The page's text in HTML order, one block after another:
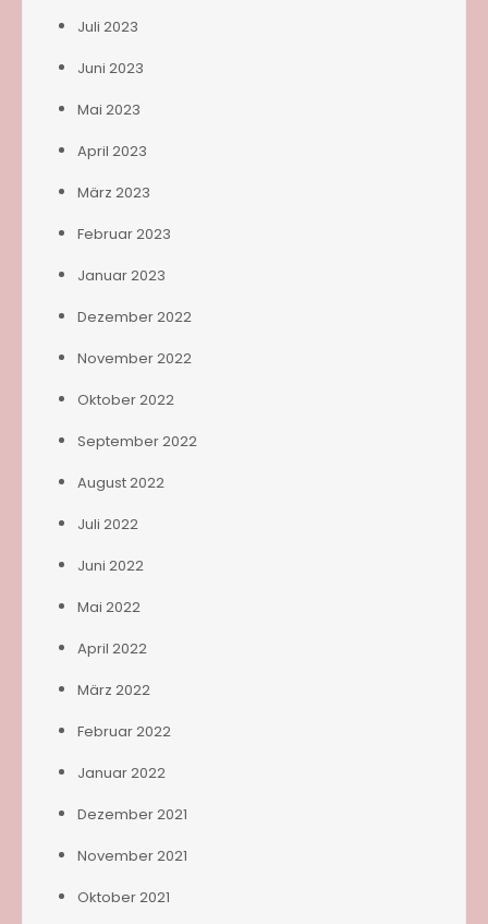
Juli 2023
Juni 2023
Mai 2023
April 2023
März 2023
Februar 2023
Januar 2023
Dezember 2022
November 2022
Oktober 2022
September 2022
August 2022
Juli 2022
Juni 2022
Mai 2022
April 2022
März 2022
Februar 2022
Januar 2022
Dezember 2021
November 2021
Oktober 2021